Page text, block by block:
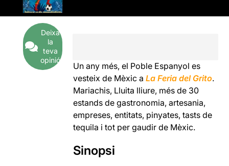
Deixa
la
teva
opinió
Un any més, el Poble Espanyol es
vesteix de Mèxic aLa Feria del Grito.
Mariachis, Lluita lliure, més de 30
estands de gastronomia, artesania,
empreses, entitats, pinyates, tasts de
tequila i tot per gaudir de Mèxic.
Sinopsi